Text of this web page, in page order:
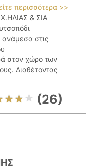
περισσότερα >>
& ΣΙΑ
ανάμεσα στις
στον χώρο των
Διαθέτοντας
(26)